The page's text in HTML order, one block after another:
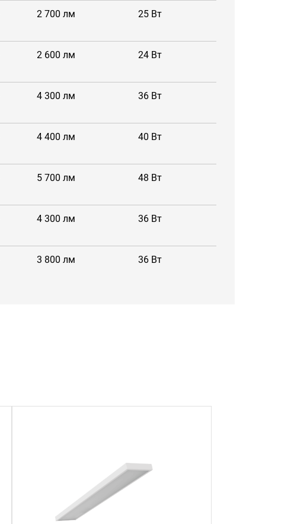
2 700 лм 25 Вт
2 600 лм 24 Вт
4 300 лм 36 Вт
4 400 лм 40 Вт
5 700 лм 48 Вт
4 300 лм 36 Вт
3 800 лм 36 Вт